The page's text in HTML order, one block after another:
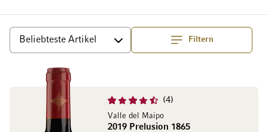
Filtern
Sortieren Top
4
Valle del Maipo
2019 Prelusion 1865